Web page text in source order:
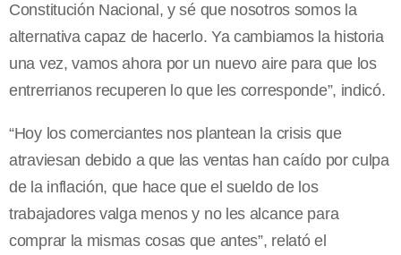
Constitución Nacional, y sé que nosotros somos la
alternativa capaz de hacerlo. Ya cambiamos la historia
una vez, vamos ahora por un nuevo aire para que los
entrerrianos recuperen lo que les corresponde”, indicó.
“Hoy los comerciantes nos plantean la crisis que
atraviesan debido a que las ventas han caído por culpa
de la inflación, que hace que el sueldo de los
trabajadores valga menos y no les alcance para
comprar la mismas cosas que antes”, relató el